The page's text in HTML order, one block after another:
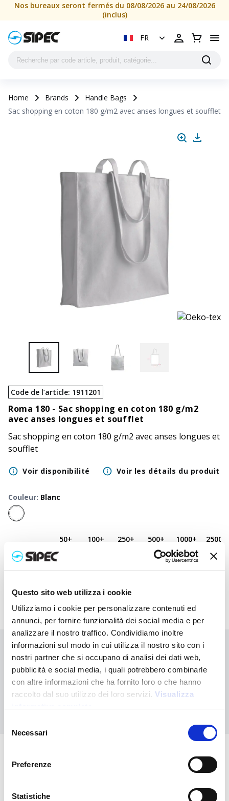
Questo sito web utilizza i cookie
Utilizziamo i cookie per personalizzare contenuti ed
annunci, per fornire funzionalità dei social media e per
analizzare il nostro traffico. Condividiamo inoltre
informazioni sul modo in cui utilizza il nostro sito con i
nostri partner che si occupano di analisi dei dati web,
pubblicità e social media, i quali potrebbero combinarle
con altre informazioni che ha fornito loro o che hanno
raccolto dal suo utilizzo dei loro servizi. Visualizza
delNecessari
Preferenze
Statistiche
Nos bureaux seront fermés du 08/08/2026 au 24/08/2026
(inclus)
FR
Home Brands
Handle Bags
Sac shopping en coton 180 g/m2 avec anses longues et soufflet
Code de l’article: 1911201
Roma 180 - Sac shopping en coton 180 g/m2
avec anses longues et soufflet
Sac shopping en coton 180 g/m2 avec anses longues et
soufflet
Voir disponibilité Voir les détails du produit
Couleur: Blanc
50+ 100+ 250+ 500+ 1000+ 2500
Prix neutre
2,750 2,750€ 2,750€ 2,750
Prix
imprimé
Vous n'avez pas trouvé ce que vous cherchiez ?
Contactez-nous pour obtenir de l'aide ou demandez votre
commande personnalisée
Vous pourriez également être